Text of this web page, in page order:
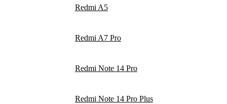
Redmi A5
Redmi A7 Pro
Redmi Note 14 Pro
Redmi Note 14 Pro Plus